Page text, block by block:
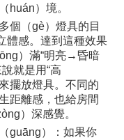
huán）境。
個（gè）燈具的目
體感。達到這種效果
）滿“明亮→昏暗
就是用“高
擺放燈具。不同的
距離感，也給房間
）深感覺。
guāng）：如果你